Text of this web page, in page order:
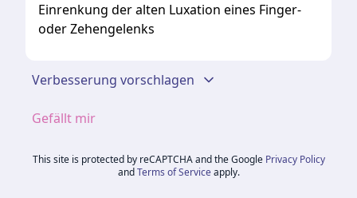
Einrenkung der alten Luxation eines Finger-
oder Zehengelenks
Verbesserung vorschlagen
Gefällt mir
This site is protected by reCAPTCHA and the Google Privacy Policy
and Terms of Service apply.